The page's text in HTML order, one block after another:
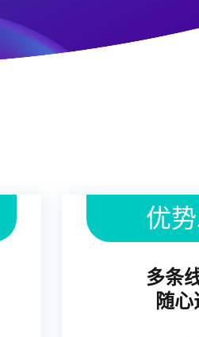
优
多条
随心